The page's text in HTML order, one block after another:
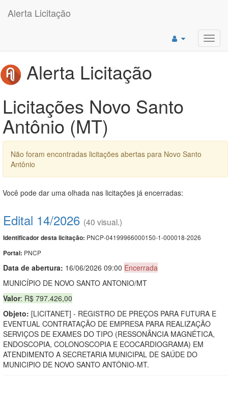
Alerta Licitação
Alerta Licitação
Licitações Novo Santo
Antônio (MT)
Não foram encontradas licitações abertas para Novo Santo
Antônio
Você pode dar uma olhada nas licitações já encerradas:
Edital 14/2026 (40 visual.)
Identificador desta licitação: PNCP-04199966000150-1-000018-2026
Portal: PNCP
Data de abertura: 16/06/2026 09:00 Encerrada
MUNICÍPIO DE NOVO SANTO ANTONIO/MT
Valor: R$ 797.426,00
Objeto: [LICITANET] - REGISTRO DE PREÇOS PARA FUTURA E
EVENTUAL CONTRATAÇÃO DE EMPRESA PARA REALIZAÇÃO
SERVIÇOS DE EXAMES DO TIPO (RESSONÂNCIA MAGNÉTICA,
ENDOSCOPIA, COLONOSCOPIA E ECOCARDIOGRAMA) EM
ATENDIMENTO A SECRETARIA MUNICIPAL DE SAÚDE DO
MUNICIPIO DE NOVO SANTO ANTÔNIO-MT.